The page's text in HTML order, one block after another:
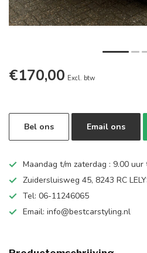
€170,00 Excl. btw
Bel ons Email ons
Maandag t/m zaterdag : 9.00
Zuidersluisweg 45, 8243 RC
Tel: 06-11246065
Email: info@bestcarstyling.nl